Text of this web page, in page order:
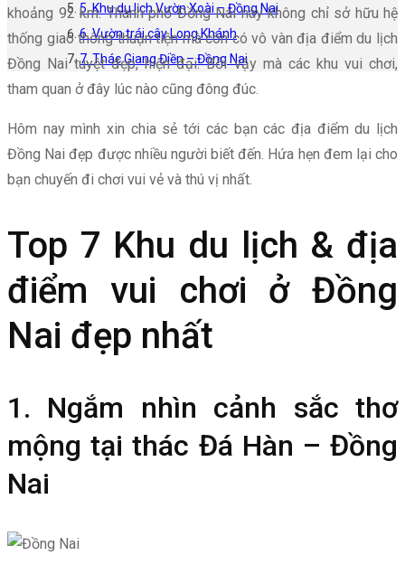
5. Khu du lịch Vườn Xoài – Đồng Nai
6. Vườn trái cây Long Khánh
7. Thác Giang Điền – Đồng Nai
khoảng 92 km. Thành phố Đồng Nai này không chỉ sở hữu hệ
thống giao thông thuận tiện mà còn có vô vàn địa điểm du lịch
Đồng Nai tuyệt đẹp, hiện đại. Bởi vậy mà các khu vui chơi,
tham quan ở đây lúc nào cũng đông đúc.
Hôm nay mình xin chia sẻ tới các bạn các địa điểm du lịch
Đồng Nai đẹp được nhiều người biết đến. Hứa hẹn đem lại cho
bạn chuyến đi chơi vui vẻ và thú vị nhất.
Top 7 Khu du lịch & địa
điểm vui chơi ở Đồng
Nai đẹp nhất
1. Ngắm nhìn cảnh sắc thơ
mộng tại thác Đá Hàn – Đồng
Nai